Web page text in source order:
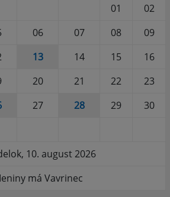
01
02
06 07 08
09
13 14 15
16
20 21 22
23
27 28 29
30
10. august 2026
má Vavrinec